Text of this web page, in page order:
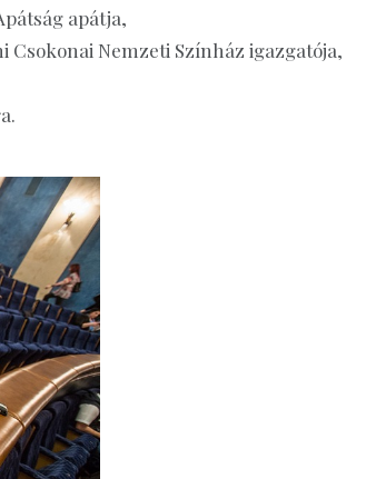
apátja,
Csokonai Nemzeti Színház igazgatója,